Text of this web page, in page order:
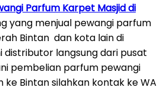
Parfum Karpet Masjid di
yang menjual pewangi parfum
Bintan dan kota lain di
distributor langsung dari pusat
pembelian parfum pewangi
Bintan silahkan kontak ke WA